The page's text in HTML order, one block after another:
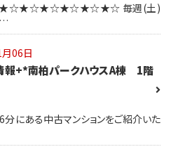
毎週(土)
…
06日
+*南柏パークハウスA棟 1階
分にある中古マンションをご紹介いた